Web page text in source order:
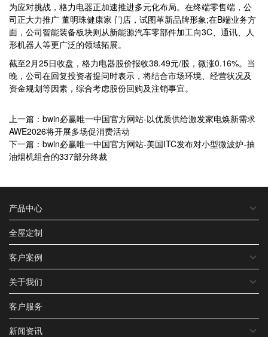
为应对挑战，格力电器正加速推进多元化布局。在终端零售端，公
司正大力推广 董明珠健康家 门店，试图革新品牌形象;在B端业务方
面，公司智能装备板块则从新能源汽车零部件加工向3C、通讯、人
形机器人等更广泛的领域拓展。
截至2月25日收盘，格力电器股价报收38.49元/股，微涨0.16%。当
晚，公司在回复投资者提问时表示，将结合市场环境、经营状况及
资金规划等因素，综合考虑股份回购及注销事宜。
上一篇：bwin必赢唯一中国官方网站-以优质供给激发家电焕新需求
AWE2026将开展多场促消费活动
下一篇：bwin必赢唯一中国官方网站-美国ITC发布对小型微波炉-抽
油烟机组合的337部分终裁
产品中心
全屋定制
客户案例
关于我们
客户服务
新闻资讯